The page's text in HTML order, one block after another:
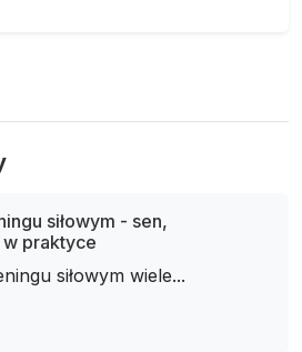
siłowym - sen,
praktyce
siłowym wiele...